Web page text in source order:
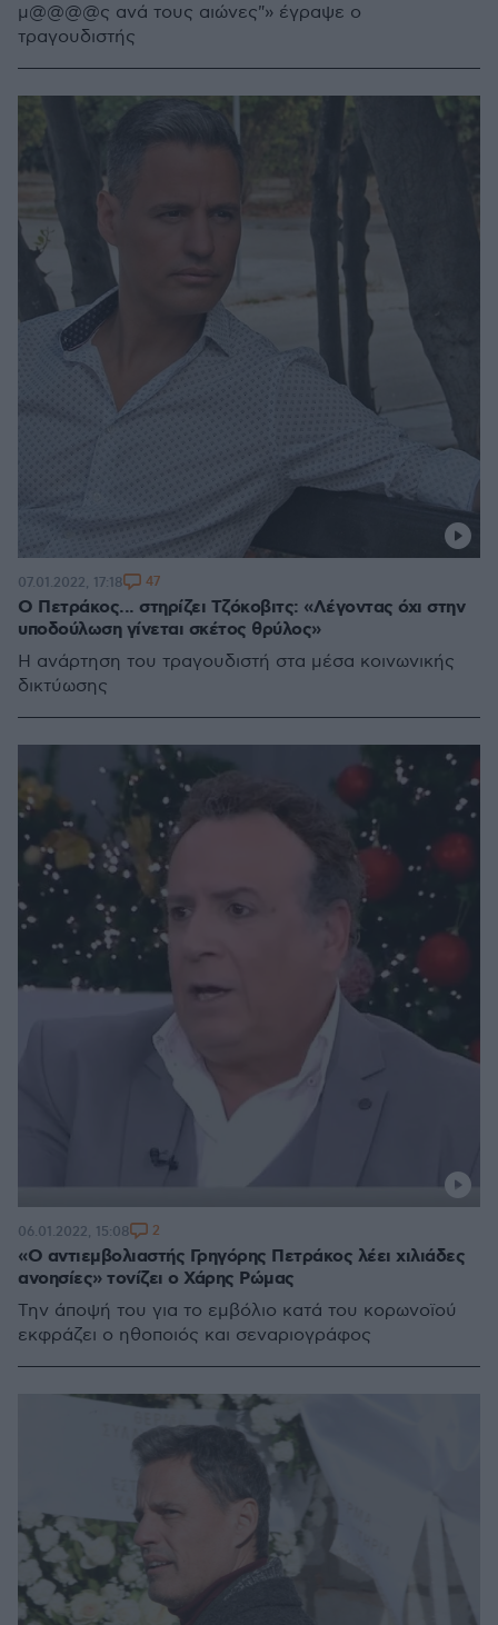
μ@@@@ς ανά τους αιώνες"» έγραψε ο
τραγουδιστής
Ο Πετράκος... στηρίζει Τζόκοβιτς: «Λέγοντας όχι στην
υποδούλωση γίνεται σκέτος θρύλος»
Η ανάρτηση του τραγουδιστή στα μέσα κοινωνικής
δικτύωσης
07.01.2022, 17:18 47
«Ο αντιεμβολιαστής Γρηγόρης Πετράκος λέει χιλιάδες
ανοησίες» τονίζει ο Χάρης Ρώμας
Την άποψή του για το εμβόλιο κατά του κορωνοϊού
εκφράζει ο ηθοποιός και σεναριογράφος
06.01.2022, 15:08 2